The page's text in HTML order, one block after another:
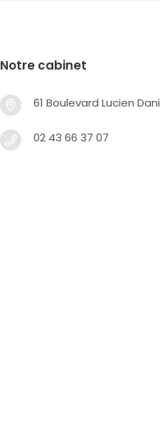
Notre cabinet
61 Boulevard Lucien
02 43 66 37 07